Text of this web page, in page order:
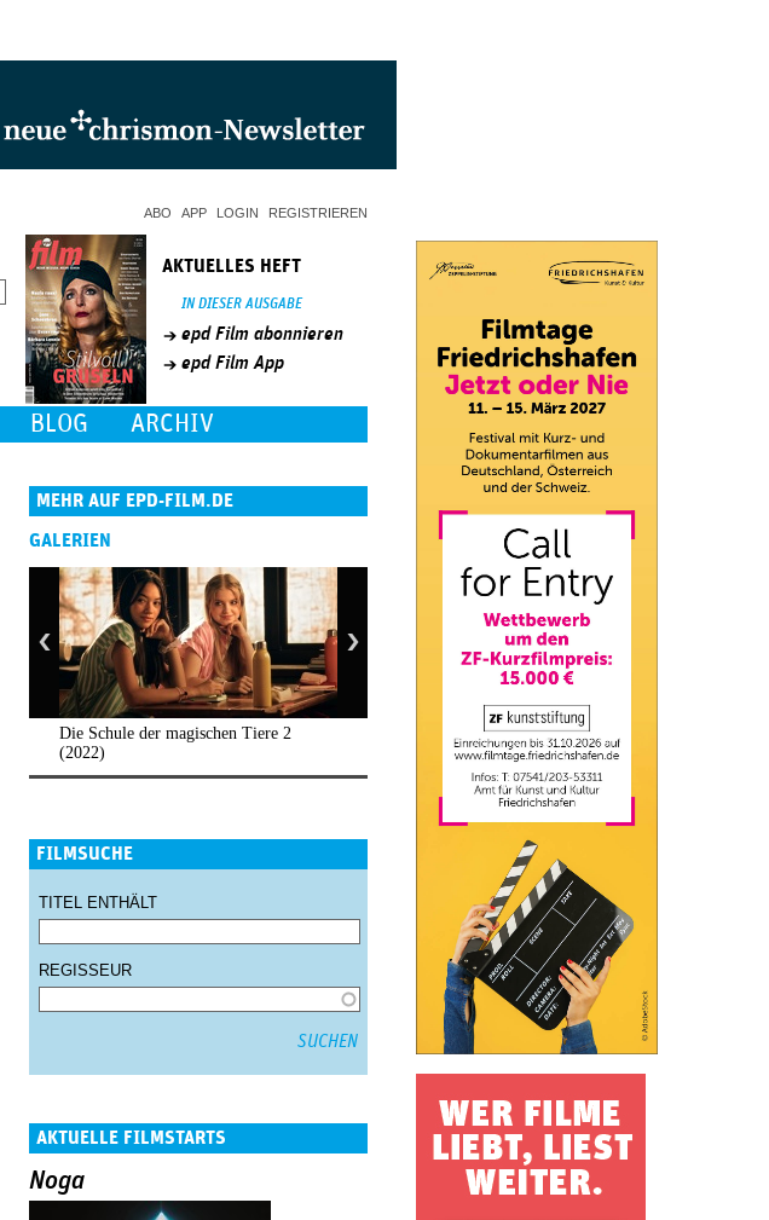
ABO APP LOGIN REGISTRIEREN
AKTUELLES HEFT
IN DIESER AUSGABE
epd Film abonnieren
epd Film App
BLOG ARCHIV
MEHR AUF EPD-FILM.DE
GALERIEN
Die Schule der magischen Tiere 2
(2022)
FILMSUCHE
TITEL ENTHÄLT
REGISSEUR
AKTUELLE FILMSTARTS
Noga